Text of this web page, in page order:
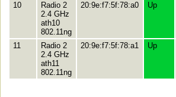
10
Radio 2
2.4 GHz
ath10
802.11ng
20:9e:f7:5f:78:a0 Up
11
Radio 2
2.4 GHz
ath11
802.11ng
20:9e:f7:5f:78:a1 Up